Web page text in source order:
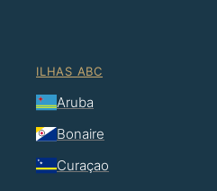
ILHAS ABC
Aruba
Bonaire
Curaçao